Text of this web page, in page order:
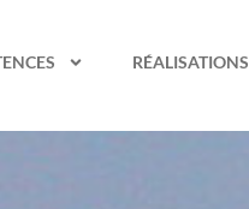
RÉALISATIONS